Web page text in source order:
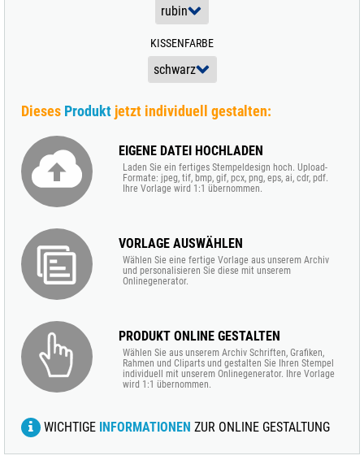
KISSENFARBE
Dieses Produkt jetzt individuell gestalten:
EIGENE DATEI HOCHLADEN
Laden Sie ein fertiges Stempeldesign hoch. Upload-
Formate: jpeg, tif, bmp, gif, pcx, png, eps, ai, cdr, pdf.
Ihre Vorlage wird 1:1 übernommen.
VORLAGE AUSWÄHLEN
Wählen Sie eine fertige Vorlage aus unserem Archiv
und personalisieren Sie diese mit unserem
Onlinegenerator.
PRODUKT ONLINE GESTALTEN
Wählen Sie aus unserem Archiv Schriften, Grafiken,
Rahmen und Cliparts und gestalten Sie Ihren Stempel
individuell mit unserem Onlinegenerator. Ihre Vorlage
wird 1:1 übernommen.
WICHTIGE INFORMATIONEN ZUR ONLINE GESTALTUNG